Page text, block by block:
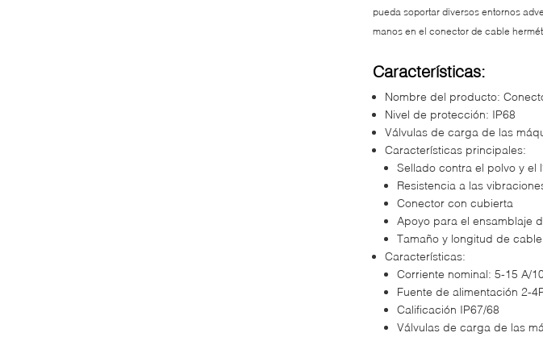
pueda soportar diversos entornos
manos en el conector de cable
Características:
Nombre del producto:
Nivel de protección: IP68
Válvulas de carga de las
Características principales:
Sellado contra el polvo y el
Resistencia a las
Conector con cubierta
Apoyo para el ensamblaje
Tamaño y longitud de
Características:
Corriente nominal: 5-15 A/
Fuente de alimentación 2-
Calificación IP67/68
Válvulas de carga de las